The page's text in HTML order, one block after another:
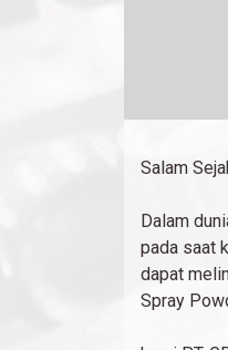
Salam
Dalam
pada saat
dapat
Spray